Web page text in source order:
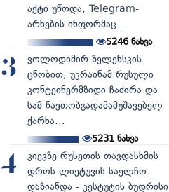
აქტი უწოდა, Telegram-
არხების ინფორმაც...
5246ნახვა
3
ვოლოდიმირ ზელენსკის
ცნობით, უკრაინამ რუსული
კონტეინერმზიდი ჩაძირა და
სამ ნავთობგადამამუშავებელ
ქარხა...
5231ნახვა
4
კიევზე რუსეთის თავდასხმის
დროს ლიეტუვის საელჩო
დაზიანდა - კესტუტის ბუდრისი